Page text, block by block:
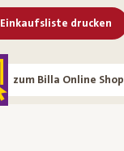
Einkaufsliste drucken
zum Billa Online Shop